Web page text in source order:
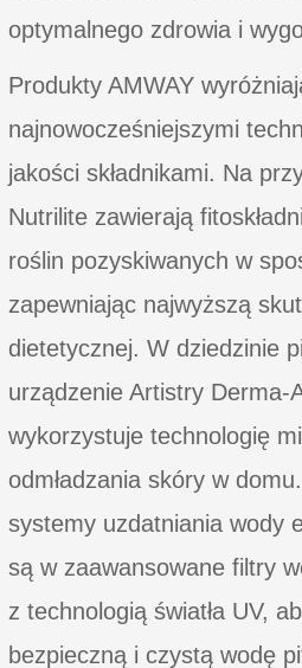
optymalnego zdrowia i
Produkty AMWAY
najnowocześniejszymi
jakości składnikami. Na
Nutrilite zawierają
roślin pozyskiwanych w
zapewniając najwyższą
dietetycznej. W dziedzinie
urządzenie Artistry
wykorzystuje technologię
odmładzania skóry w
systemy uzdatniania wody
są w zaawansowane filtry
z technologią światła UV,
bezpieczną i czystą wodę